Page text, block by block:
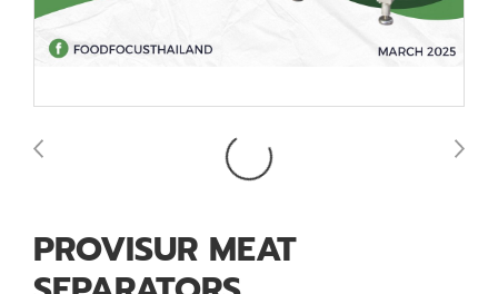
PROVISUR MEAT